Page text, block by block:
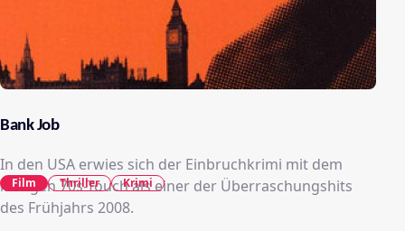
Bank Job
In den USA erwies sich der Einbruchkrimi mit dem
lässigen 70s-Touch als einer der Überraschungshits
des Frühjahrs 2008.
Film Thriller Krimi